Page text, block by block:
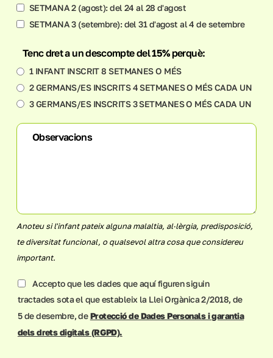
SETMANA 2 (agost): del 24 al 28 d'agost
SETMANA 3 (setembre): del 31 d'agost al 4 de setembre
Tenc dret a un descompte del 15% perquè:
1 INFANT INSCRIT 8 SETMANES O MÉS
2 GERMANS/ES INSCRITS 4 SETMANES O MÉS CADA UN
3 GERMANS/ES INSCRITS 3 SETMANES O MÉS CADA UN
Observacions
Anoteu si l'infant pateix alguna malaltia, al·lèrgia, predisposició,
te diversitat funcional, o qualsevol altra cosa que considereu
important.
Accepto que les dades que aquí figuren siguin
tractades sota el que estableix la Llei Orgànica 2/2018, de
5 de desembre, deProtecció de Dades Personals i garantia
dels drets digitals (RGPD).